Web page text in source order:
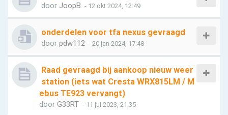
door JoopB - 12 okt 2024, 12:49
onderdelen voor tfa nexus gevraagd
door pdw112 - 20 jan 2024, 17:48
Raad gevraagd bij aankoop nieuw weer
station (iets wat Cresta WRX815LM / M
ebus TE923 vervangt)
door G33RT - 11 jul 2023, 21:35